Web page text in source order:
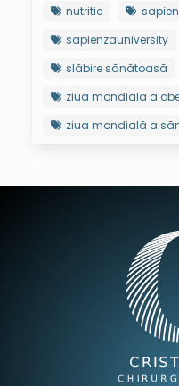
nutritie
sapienzauniversity
slăbire sănătoasă
ziua mondiala a
ziua mondială a